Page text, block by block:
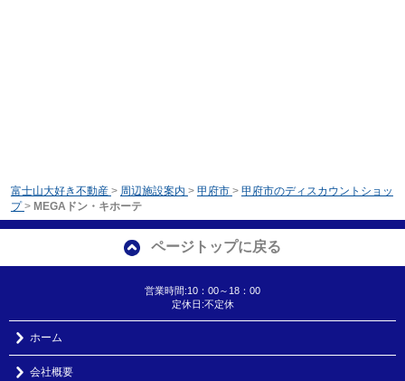
富士山大好き不動産 > 周辺施設案内 > 甲府市 > 甲府市のディスカウントショッ
プ > MEGAドン・キホーテ
ページトップに戻る
営業時間:10：00～18：00
定休日:不定休
ホーム
会社概要